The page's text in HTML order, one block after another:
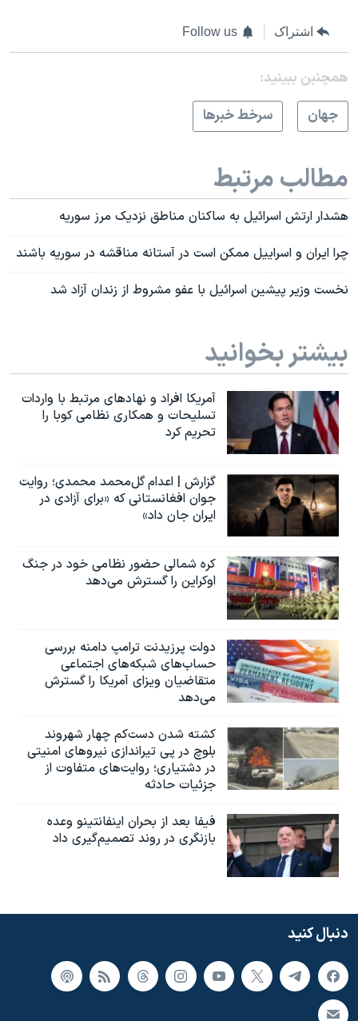
اشتراک Follow us
همچنبن ببینید:
جهان
سرخط خبرها
مطالب مرتبط
هشدار ارتش اسرائیل به ساکنان مناطق نزدیک مرز سوریه
چرا ایران و اسراییل ممکن است در آستانه مناقشه در سوریه باشند
نخست وزیر پیشین اسرائیل با عفو مشروط از زندان آزاد شد
بیشتر بخوانید
آمریکا افراد و نهادهای مرتبط با واردات
تسلیحات و همکاری نظامی کوبا را
تحریم کرد
گزارش | اعدام گل‌محمد محمدی؛ روایت
جوان افغانستانی که «برای آزادی در
ایران جان داد»
کره شمالی حضور نظامی خود در جنگ
اوکراین را گسترش می‌دهد
دولت پرزیدنت ترامپ دامنه بررسی
حساب‌های شبکه‌های اجتماعی
متقاضیان ویزای آمریکا را گسترش
می‌دهد
کشته شدن دست‌کم چهار شهروند
بلوچ در پی تیراندازی نیروهای امنیتی
در دشتیاری؛ روایت‌های متفاوت از
جزئیات حادثه
فیفا بعد از بحران اینفانتینو وعده
بازنگری در روند تصمیم‌گیری داد
دنبال کنید